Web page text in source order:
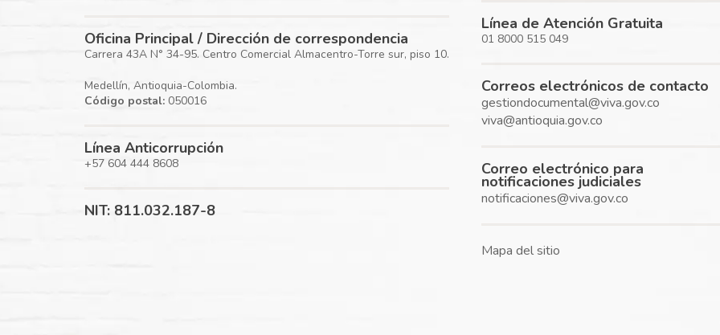
Oficina Principal / Dirección de correspondencia
Carrera 43A N° 34-95. Centro Comercial Almacentro-Torre sur, piso 10.
Medellín, Antioquia-Colombia.
Código postal: 050016
Línea Anticorrupción
+57 604 444 8608
NIT: 811.032.187-8
Línea de Atención Gratuita
01 8000 515 049
Correos electrónicos de contacto
gestiondocumental@viva.gov.co
viva@antioquia.gov.co
Correo electrónico para
notificaciones judiciales
notificaciones@viva.gov.co
Mapa del sitio